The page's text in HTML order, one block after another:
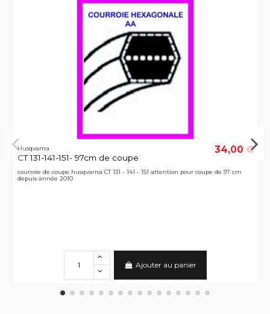
Husqvarna
CT 131-141-151- 97cm de coupe
34,00 €
courroie de coupe husqvarna CT 131 - 141 - 151 attention pour coupe de 97 cm
depuis année 2010
Ajouter au panier